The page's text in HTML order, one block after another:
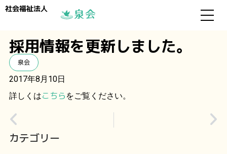
社会福祉法人
採用情報を更新しました。
泉会
2017年8月10日
詳しくはこちら をご覧ください。
カテゴリー